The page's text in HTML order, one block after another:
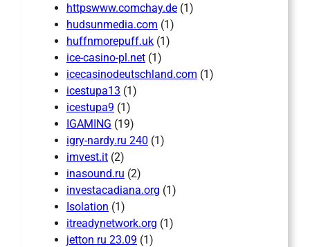
httpswww.comchay.de (1)
hudsunmedia.com (1)
huffnmorepuff.uk (1)
ice-casino-pl.net (1)
icecasinodeutschland.com (1)
icestupa13 (1)
icestupa9 (1)
IGAMING (19)
igry-nardy.ru 240 (1)
imvest.it (2)
inasound.ru (2)
investacadiana.org (1)
Isolation (1)
itreadynetwork.org (1)
jetton ru 23.09 (1)